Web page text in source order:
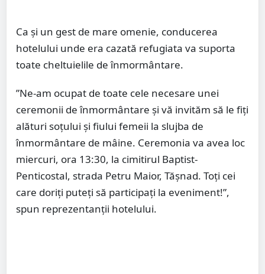
Ca și un gest de mare omenie, conducerea
hotelului unde era cazată refugiata va suporta
toate cheltuielile de înmormântare.
”Ne-am ocupat de toate cele necesare unei
ceremonii de înmormântare și vă invităm să le fiți
alături soțului și fiului femeii la slujba de
înmormântare de mâine. Ceremonia va avea loc
miercuri, ora 13:30, la cimitirul Baptist-
Penticostal, strada Petru Maior, Tășnad. Toți cei
care doriți puteți să participați la eveniment!”,
spun reprezentanții hotelului.